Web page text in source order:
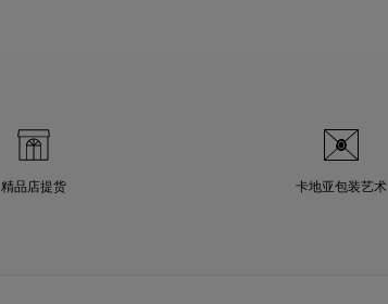
精品店提货 卡地亚包装艺术